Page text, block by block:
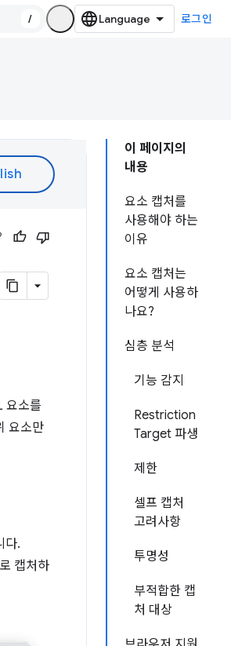
/ 로그인
이 페이지의
내용
요소 캡처를
사용해야 하는
이유
요소 캡처는
어떻게 사용하
나요?
심층 분석
기능 감지
Restriction
Target 파생
제한
셀프 캡처
고려사항
투명성
부적합한 캡
처 대상
요소를
요소만
다.
캡처하